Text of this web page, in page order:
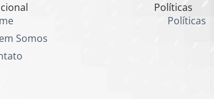
Somos
Políticas
Políticas